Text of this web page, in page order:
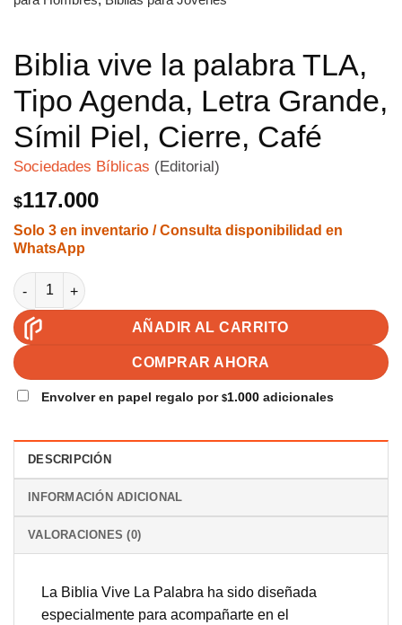
Biblia vive la palabra TLA,
Tipo Agenda, Letra Grande,
Símil Piel, Cierre, Café
Sociedades Bíblicas (Editorial)
$117.000
Solo 3 en inventario / Consulta disponibilidad en
WhatsApp
Biblia vive la palabra TLA, Tipo Agenda, Letra Grande, Símil
AÑADIR AL CARRITO
COMPRAR AHORA
Envolver en papel regalo por $1.000 adicionales
DESCRIPCIÓN
INFORMACIÓN ADICIONAL
VALORACIONES (0)
La Biblia Vive La Palabra ha sido diseñada
especialmente para acompañarte en el